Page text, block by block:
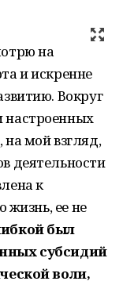
на
и искренне
Вокруг
настроенных
мой взгляд,
деятельности
к
жизнь, ее не
был
субсидий
воли,